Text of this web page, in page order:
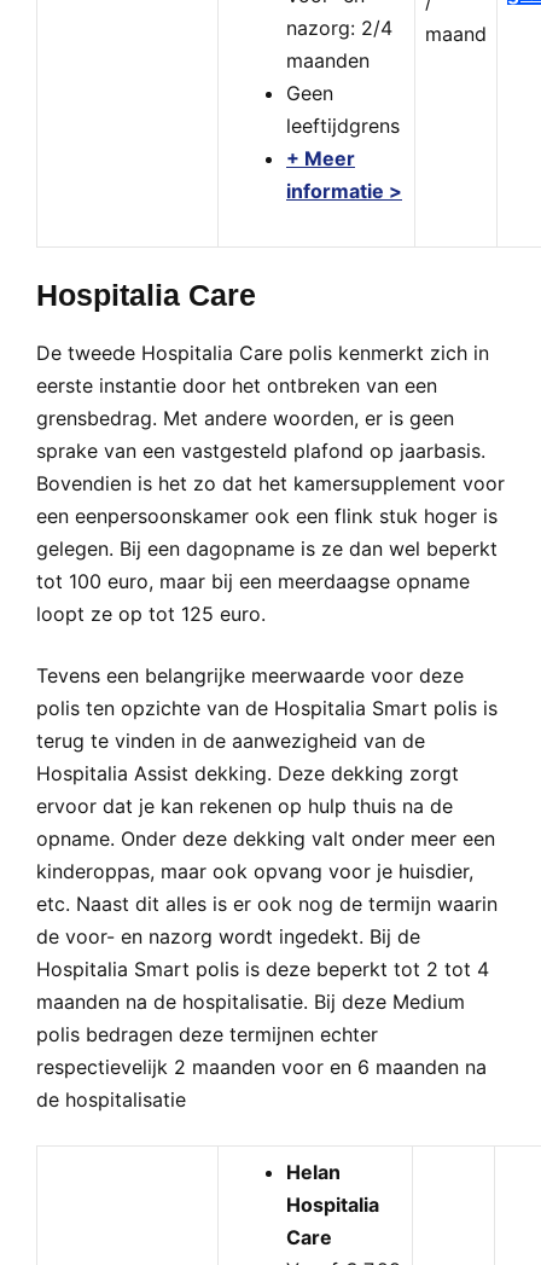
nazorg: 2/4
maanden
Geen
leeftijdgrens
+ Meer
informatie >
maand
Hospitalia Care
De tweede Hospitalia Care polis kenmerkt zich in
eerste instantie door het ontbreken van een
grensbedrag. Met andere woorden, er is geen
sprake van een vastgesteld plafond op jaarbasis.
Bovendien is het zo dat het kamersupplement voor
een eenpersoonskamer ook een flink stuk hoger is
gelegen. Bij een dagopname is ze dan wel beperkt
tot 100 euro, maar bij een meerdaagse opname
loopt ze op tot 125 euro.
Tevens een belangrijke meerwaarde voor deze
polis ten opzichte van de Hospitalia Smart polis is
terug te vinden in de aanwezigheid van de
Hospitalia Assist dekking. Deze dekking zorgt
ervoor dat je kan rekenen op hulp thuis na de
opname. Onder deze dekking valt onder meer een
kinderoppas, maar ook opvang voor je huisdier,
etc. Naast dit alles is er ook nog de termijn waarin
de voor- en nazorg wordt ingedekt. Bij de
Hospitalia Smart polis is deze beperkt tot 2 tot 4
maanden na de hospitalisatie. Bij deze Medium
polis bedragen deze termijnen echter
respectievelijk 2 maanden voor en 6 maanden na
de hospitalisatie
Helan
Hospitalia
Care